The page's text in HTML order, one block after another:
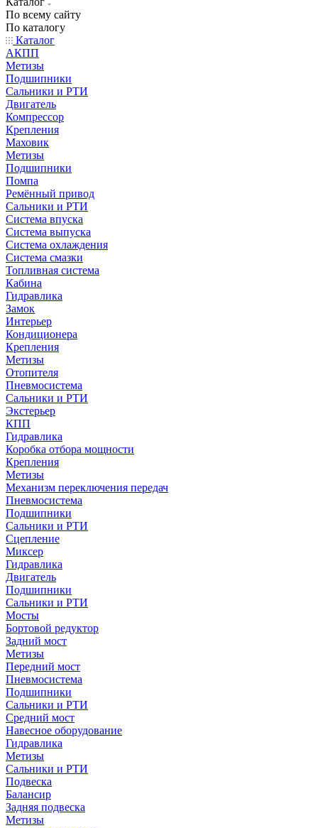
По всему сайту
По каталогу
Каталог
АКПП
Метизы
Подшипники
Сальники и РТИ
Двигатель
Компрессор
Крепления
Маховик
Метизы
Подшипники
Помпа
Ремённый привод
Сальники и РТИ
Система впуска
Система выпуска
Система охлаждения
Система смазки
Топливная система
Кабина
Гидравлика
Замок
Интерьер
Кондиционера
Крепления
Метизы
Отопителя
Пневмосистема
Сальники и РТИ
Экстерьер
КПП
Гидравлика
Коробка отбора мощности
Крепления
Метизы
Механизм переключения передач
Пневмосистема
Подшипники
Сальники и РТИ
Сцепление
Миксер
Гидравлика
Двигатель
Подшипники
Сальники и РТИ
Мосты
Бортовой редуктор
Задний мост
Метизы
Передний мост
Пневмосистема
Подшипники
Сальники и РТИ
Средний мост
Навесное оборудование
Гидравлика
Метизы
Сальники и РТИ
Подвеска
Балансир
Задняя подвеска
Метизы